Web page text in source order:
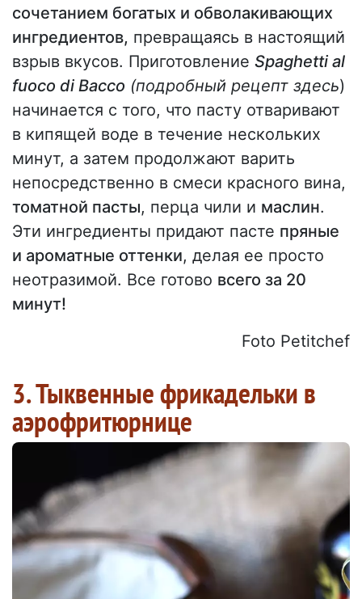
сочетанием богатых и обволакивающих
ингредиентов, превращаясь в настоящий
взрыв вкусов. Приготовление Spaghetti al
fuoco di Bacco (подробный рецепт здесь)
начинается с того, что пасту отваривают
в кипящей воде в течение нескольких
минут, а затем продолжают варить
непосредственно в смеси красного вина,
томатной пасты, перца чили и маслин.
Эти ингредиенты придают пасте пряные
и ароматные оттенки, делая ее просто
неотразимой. Все готово всего за 20
минут!
Foto Petitchef
3. Тыквенные фрикадельки в
аэрофритюрнице